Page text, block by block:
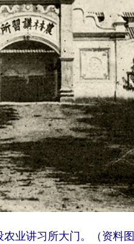
业讲习所大门。（资料